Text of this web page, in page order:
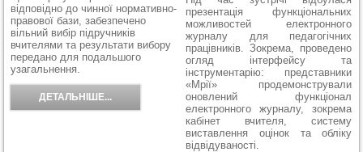
відповідно до чинної нормативно-
правової бази, забезпечено
вільний вибір підручників
вчителями та результати вибору
передано для подальшого
узагальнення.
ДЕТАЛЬНІШЕ...
презентація функціональних
можливостей електронного
журналу для педагогічних
працівників. Зокрема, проведено
огляд інтерфейсу та
інструментарію: представники
«Мрії» продемонстрували
оновлений функціонал
електронного журналу, зокрема
кабінет вчителя, систему
виставлення оцінок та обліку
відвідуваності.